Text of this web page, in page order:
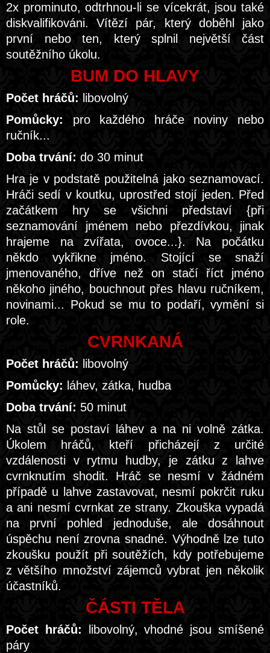
2x prominuto, odtrhnou-li se vícekrát, jsou také
diskvalifikováni. Vítězí pár, který doběhl jako
první nebo ten, který splnil největší část
soutěžního úkolu.
BUM DO HLAVY
Počet hráčů: libovolný
Pomůcky: pro každého hráče noviny nebo
ručník...
Doba trvání: do 30 minut
Hra je v podstatě použitelná jako seznamovací.
Hráči sedí v koutku, uprostřed stojí jeden. Před
začátkem hry se všichni představí {při
seznamování jménem nebo přezdívkou, jinak
hrajeme na zvířata, ovoce...}. Na počátku
někdo vykřikne jméno. Stojící se snaží
jmenovaného, dříve než on stačí říct jméno
někoho jiného, bouchnout přes hlavu ručníkem,
novinami... Pokud se mu to podaří, vymění si
role.
CVRNKANÁ
Počet hráčů: libovolný
Pomůcky: láhev, zátka, hudba
Doba trvání: 50 minut
Na stůl se postaví láhev a na ni volně zátka.
Úkolem hráčů, kteří přicházejí z určité
vzdálenosti v rytmu hudby, je zátku z lahve
cvrnknutím shodit. Hráč se nesmí v žádném
případě u lahve zastavovat, nesmí pokrčit ruku
a ani nesmí cvrnkat ze strany. Zkouška vypadá
na první pohled jednoduše, ale dosáhnout
úspěchu není zrovna snadné. Výhodně lze tuto
zkoušku použít při soutěžích, kdy potřebujeme
z většího množství zájemců vybrat jen několik
účastníků.
ČÁSTI TĚLA
Počet hráčů: libovolný, vhodné jsou smíšené
páry